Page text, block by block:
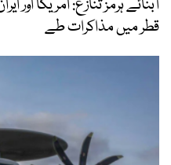
آبنائے ہرمز تنازع: امریکا اور
قطر میں مذاکرات طے